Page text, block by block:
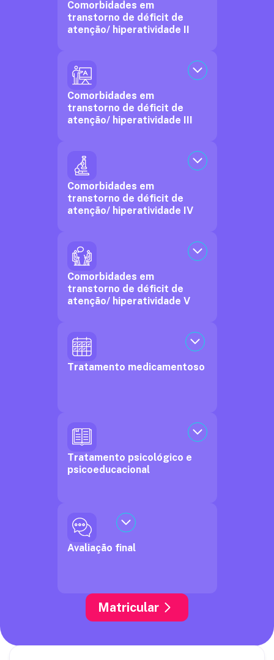
Comorbidades em
transtorno de déficit de
atenção/ hiperatividade II
Comorbidades em
transtorno de déficit de
atenção/ hiperatividade III
Comorbidades em
transtorno de déficit de
atenção/ hiperatividade IV
Comorbidades em
transtorno de déficit de
atenção/ hiperatividade V
Tratamento medicamentoso
Tratamento psicológico e
psicoeducacional
Avaliação final
Matricular